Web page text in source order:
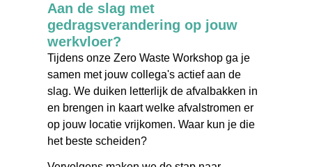
Aan de slag met
gedragsverandering op jouw
werkvloer?
Tijdens onze Zero Waste Workshop ga je
samen met jouw collega's actief aan de
slag. We duiken letterlijk de afvalbakken in
en brengen in kaart welke afvalstromen er
op jouw locatie vrijkomen. Waar kun je die
het beste scheiden?